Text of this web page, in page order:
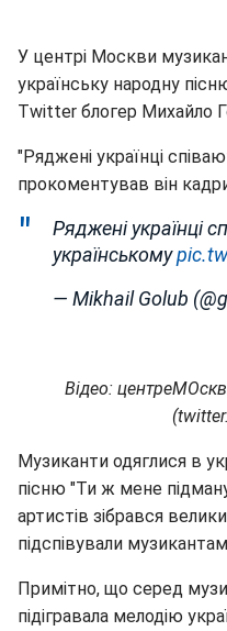
У центрі Москви
українську народну
Twitter блогер Михайло
"Ряджені українці
прокоментував він
Ряджені українці
українському
— Mikhail Golub
Відео:
Музиканти одяглися в
пісню "Ти ж мене
артистів зібрався
підспівували
Примітно, що серед
підігравала мелодію